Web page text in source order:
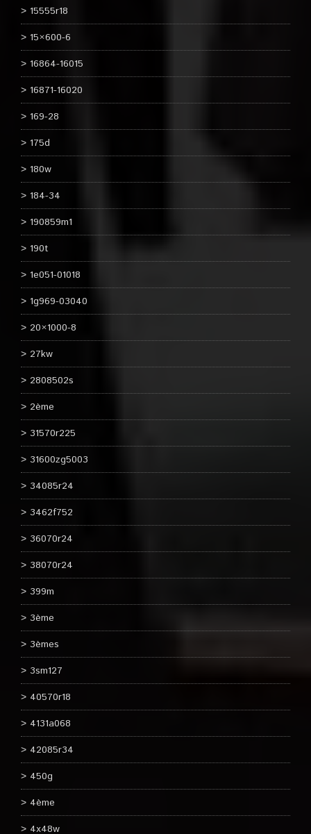
15555r18
15×600-6
16864-16015
16871-16020
169-28
175d
180w
184-34
190859m1
190t
1e051-01018
1g969-03040
20×1000-8
27kw
2808502s
2ème
31570r225
31600zg5003
34085r24
3462f752
36070r24
38070r24
399m
3ème
3èmes
3sm127
40570r18
4131a068
42085r34
450g
4ème
4x48w